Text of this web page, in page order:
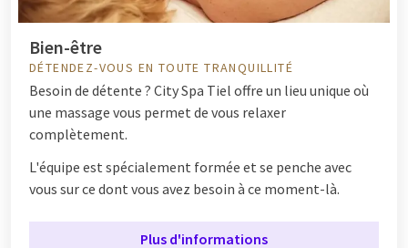
Bien-être
DÉTENDEZ-VOUS EN TOUTE TRANQUILLITÉ
Besoin de détente ? City Spa Tiel offre un lieu unique où
une massage vous permet de vous relaxer
complètement.
L'équipe est spécialement formée et se penche avec
vous sur ce dont vous avez besoin à ce moment-là.
Plus d'informations